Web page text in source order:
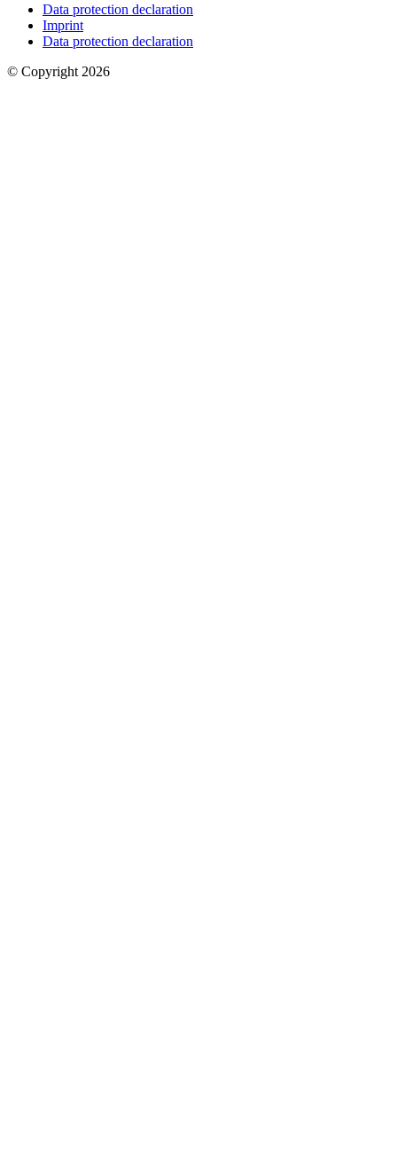
Data protection declaration
Imprint
Data protection declaration
© Copyright 2026